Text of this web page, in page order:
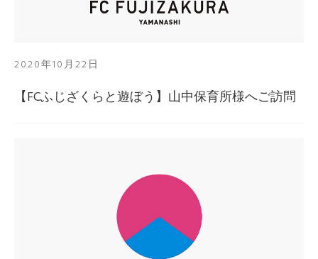
2020年10月22日
【FCふじざくらと遊ぼう】山中保育所様へご訪問